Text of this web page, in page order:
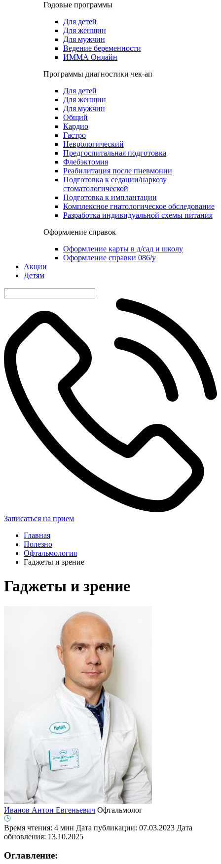
Годовые программы
Для детей
Для женщин
Для мужчин
Ведение беременности
ИММА Онлайн
Программы диагностики чек-ап
Для детей
Для женщин
Для мужчин
Общий
Кардио
Гастро
Неврологический
Предгоспитальная подготовка
Флебэктомия
Реабилитация после пневмонии
Подготовка к седации/наркозу
стоматологической
Подготовка к имплантации
Комплексное гнатологическое обследование
Разработка индивидуальной схемы питания
Оформление справок
Оформление карты в д/сад и школу
Оформление справки 086/у
Акции
Детям
Записаться на прием
Главная
Полезно
Офтальмология
Гаджеты и зрение
Гаджеты и зрение
Иванов Антон Евгеньевич Офтальмолог
Время чтения: 4 мин Дата публикации: 07.03.2023 Дата
обновления: 13.10.2025
Оглавление: